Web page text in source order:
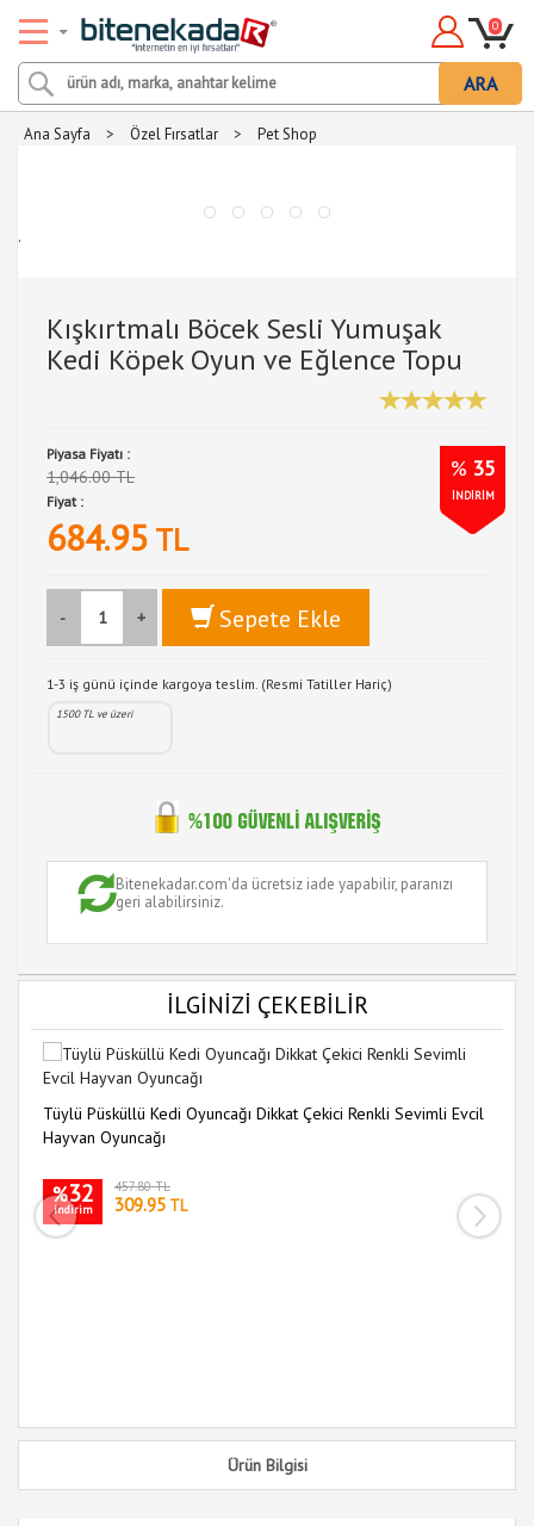
ARA
0
Ana Sayfa > Özel Fırsatlar > Pet Shop
.
Kışkırtmalı Böcek Sesli Yumuşak
Kedi Köpek Oyun ve Eğlence Topu
Piyasa Fiyatı :
1,046.00 TL % 35
İNDİRİM
Fiyat :
684.95 TL
- + Sepete Ekle
1-3 iş günü içinde kargoya teslim. (Resmi Tatiller Hariç)
1500 TL ve üzeri
Bitenekadar.com'da ücretsiz iade yapabilir, paranızı
geri alabilirsiniz.
İLGİNİZİ ÇEKEBİLİR
Tüylü Püsküllü Kedi Oyuncağı Dikkat Çekici Renkli Sevimli Evcil
Hayvan Oyuncağı
%32
indirim
457.80 TL
309.95 TL
Ürün Bilgisi